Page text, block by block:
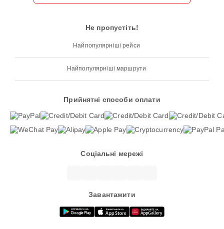
Не пропустіть!
Найпопулярніші рейси
Найпопулярніші маршрути
Прийнятні способи оплати
Соціальні мережі
Завантажити